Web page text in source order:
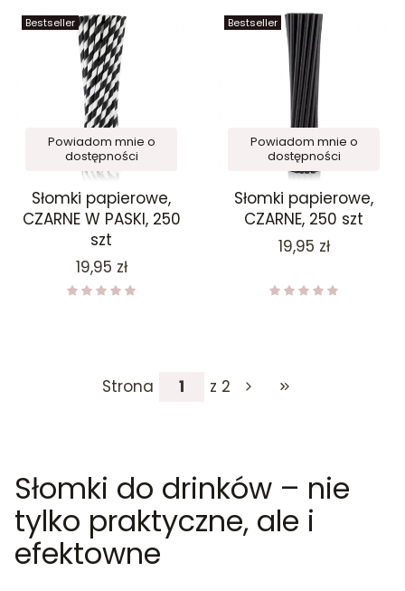
Bestseller
Powiadom mnie o
dostępności
Słomki papierowe,
CZARNE W PASKI, 250
szt
Cena
19,95 zł
Bestseller
Powiadom mnie o
dostępności
Słomki papierowe,
CZARNE, 250 szt
Cena
19,95 zł
Strona z 2 Przejdź do ostatniej
Słomki do drinków – nie
tylko praktyczne, ale i
efektowne